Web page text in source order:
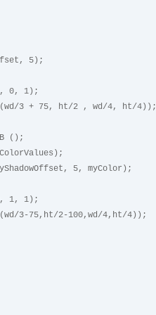
5);
0, 1);
(wd/3 + 75, ht/2 , wd/4, ht/4));
();
5, myColor);
1, 1);
(wd/3-75,ht/2-100,wd/4,ht/4));